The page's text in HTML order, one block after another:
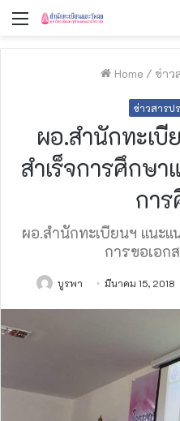
Menu
Home / ข่าว
ข่าวสารป
ผอ.สำนักทะเบี
สำเร็จการศึกษา
กา
ผอ.สำนักทะเบียนฯ แนะ
การขอเอก
บูรพา มีนาคม 15, 2018